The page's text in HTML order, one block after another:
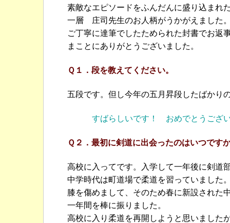
素敵なエピソードをふんだんに盛り込まれ
一層 庄司先生のお人柄がうかがえました
ご丁寧に達筆でしたためられた封書でお
まことにありがとうございました。
Ｑ１．段を教えてください。
五段です。但し今年の五月昇段したばかり
すばらしいです！ おめでとうござ
Ｑ２．最初に剣道に出会ったのはいつです
高校に入ってです。入学して一年後に剣道
中学時代は町道場で柔道を習っていました
膝を傷めまして、そのため春に新設された
一年間を棒に振りました。
高校に入り柔道を再開しようと思いました